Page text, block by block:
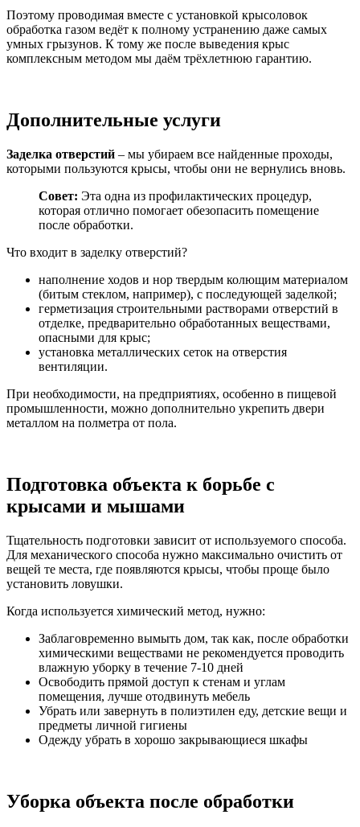
Поэтому проводимая вместе с установкой крысоловок
обработка газом ведёт к полному устранению даже самых
умных грызунов. К тому же после выведения крыс
комплексным методом мы даём трёхлетнюю гарантию.
Дополнительные услуги
Заделка отверстий – мы убираем все найденные проходы,
которыми пользуются крысы, чтобы они не вернулись вновь.
Совет: Эта одна из профилактических процедур,
которая отлично помогает обезопасить помещение
после обработки.
Что входит в заделку отверстий?
наполнение ходов и нор твердым колющим материалом
(битым стеклом, например), с последующей заделкой;
герметизация строительными растворами отверстий в
отделке, предварительно обработанных веществами,
опасными для крыс;
установка металлических сеток на отверстия
вентиляции.
При необходимости, на предприятиях, особенно в пищевой
промышленности, можно дополнительно укрепить двери
металлом на полметра от пола.
Подготовка объекта к борьбе с
крысами и мышами
Тщательность подготовки зависит от используемого способа.
Для механического способа нужно максимально очистить от
вещей те места, где появляются крысы, чтобы проще было
установить ловушки.
Когда используется химический метод, нужно:
Заблаговременно вымыть дом, так как, после обработки
химическими веществами не рекомендуется проводить
влажную уборку в течение 7-10 дней
Освободить прямой доступ к стенам и углам
помещения, лучше отодвинуть мебель
Убрать или завернуть в полиэтилен еду, детские вещи и
предметы личной гигиены
Одежду убрать в хорошо закрывающиеся шкафы
Уборка объекта после обработки